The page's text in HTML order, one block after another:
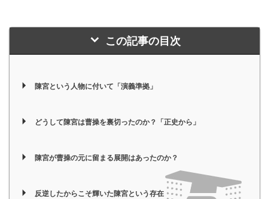
この記事の目次
陳宮という人物に付いて「演義準拠」
どうして陳宮は曹操を裏切ったのか？「正史から」
陳宮が曹操の元に留まる展開はあったのか？
反逆したからこそ輝いた陳宮という存在